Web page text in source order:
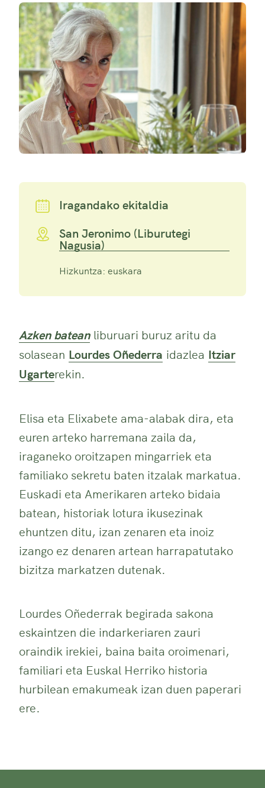
Iragandako ekitaldia
San Jeronimo (Liburutegi
Nagusia)
Hizkuntza: euskara
Azken bateanliburuari buruz aritu da
solasean Lourdes Oñederra idazlea Itziar
Ugarterekin.
Elisa eta Elixabete ama-alabak dira, eta
euren arteko harremana zaila da,
iraganeko oroitzapen mingarriek eta
familiako sekretu baten itzalak markatua.
Euskadi eta Amerikaren arteko bidaia
batean, historiak lotura ikusezinak
ehuntzen ditu, izan zenaren eta inoiz
izango ez denaren artean harrapatutako
bizitza markatzen dutenak.
Lourdes Oñederrak begirada sakona
eskaintzen die indarkeriaren zauri
oraindik irekiei, baina baita oroimenari,
familiari eta Euskal Herriko historia
hurbilean emakumeak izan duen paperari
ere.